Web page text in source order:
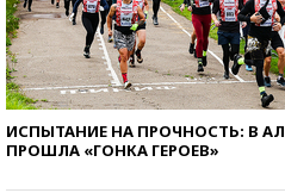
ИСПЫТАНИЕ НА ПРОЧНОСТЬ: В
ПРОШЛА «ГОНКА ГЕРОЕВ»